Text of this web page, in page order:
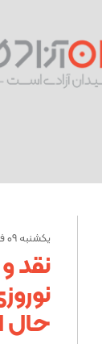
یکشنبه 09 فروردین 1405 / خواندن: 2 دقیقه
نقد
حال